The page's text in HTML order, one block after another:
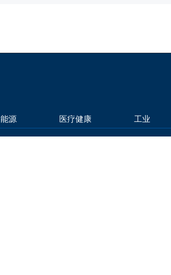
能源 医疗健康 工业